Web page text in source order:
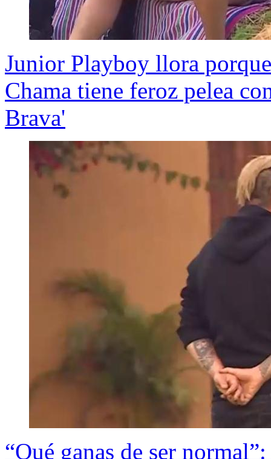
Junior Playboy llora
Chama tiene feroz pelea
Brava'
“Qué ganas de ser